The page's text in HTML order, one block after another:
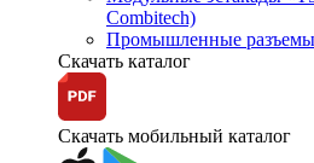
Combitech)
Промышленные разъемы
Скачать каталог
Скачать мобильный каталог